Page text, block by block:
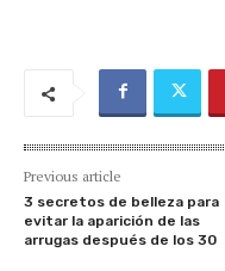
Previous article
3 secretos de belleza para
evitar la aparición de las
arrugas después de los 30